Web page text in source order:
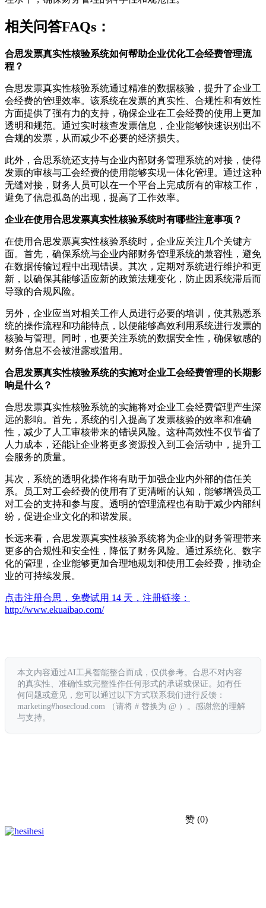
相关问答FAQs：
合思发票真实性核验系统如何帮助企业优化工会经费管理流
程？
合思发票真实性核验系统通过精准的数据核验，提升了企业工
会经费的管理效率。该系统在发票的真实性、合规性和有效性
方面提供了强有力的支持，确保企业在工会经费的使用上更加
透明和规范。通过实时核查发票信息，企业能够快速识别出不
合规的发票，从而减少不必要的经济损失。
此外，合思系统还支持与企业内部财务管理系统的对接，使得
发票的审核与工会经费的使用能够实现一体化管理。通过这种
无缝对接，财务人员可以在一个平台上完成所有的审核工作，
避免了信息孤岛的出现，提高了工作效率。
企业在使用合思发票真实性核验系统时有哪些注意事项？
在使用合思发票真实性核验系统时，企业应关注几个关键方
面。首先，确保系统与企业内部财务管理系统的兼容性，避免
在数据传输过程中出现错误。其次，定期对系统进行维护和更
新，以确保其能够适应新的政策法规变化，防止因系统滞后而
导致的合规风险。
另外，企业应当对相关工作人员进行必要的培训，使其熟悉系
统的操作流程和功能特点，以便能够高效利用系统进行发票的
核验与管理。同时，也要关注系统的数据安全性，确保敏感的
财务信息不会被泄露或滥用。
合思发票真实性核验系统的实施对企业工会经费管理的长期影
响是什么？
合思发票真实性核验系统的实施将对企业工会经费管理产生深
远的影响。首先，系统的引入提高了发票核验的效率和准确
性，减少了人工审核带来的错误风险。这种高效性不仅节省了
人力成本，还能让企业将更多资源投入到工会活动中，提升工
会服务的质量。
其次，系统的透明化操作将有助于加强企业内外部的信任关
系。员工对工会经费的使用有了更清晰的认知，能够增强员工
对工会的支持和参与度。透明的管理流程也有助于减少内部纠
纷，促进企业文化的和谐发展。
长远来看，合思发票真实性核验系统将为企业的财务管理带来
更多的合规性和安全性，降低了财务风险。通过系统化、数字
化的管理，企业能够更加合理地规划和使用工会经费，推动企
业的可持续发展。
点击注册合思，免费试用 14 天，注册链接：
http://www.ekuaibao.com/
本文内容通过AI工具智能整合而成，仅供参考。合思不对内容
的真实性、准确性或完整性作任何形式的承诺或保证。如有任
何问题或意见，您可以通过以下方式联系我们进行反馈：
marketing#hosecloud.com （请将 # 替换为 @ ）。感谢您的理解
与支持。
赞 (0)
hesi